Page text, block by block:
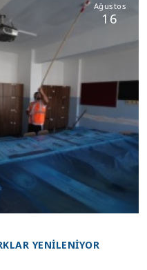
Ağustos
16
YENİLENİYOR